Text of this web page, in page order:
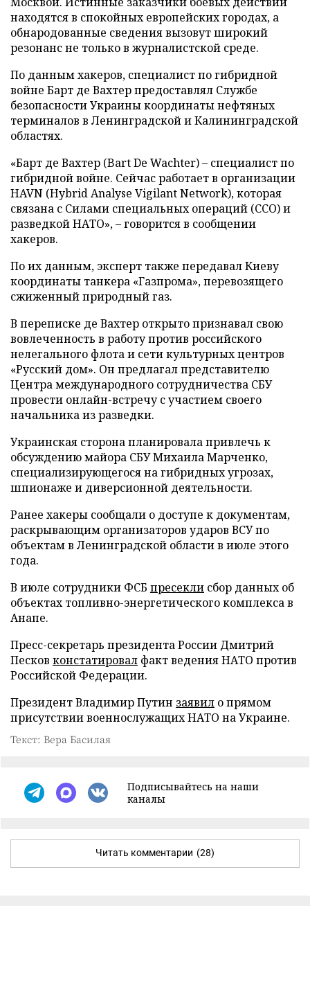
находятся в спокойных европейских городах, а
обнародованные сведения вызовут широкий
резонанс не только в журналистской среде.
По данным хакеров, специалист по гибридной
войне Барт де Вахтер предоставлял Службе
безопасности Украины координаты нефтяных
терминалов в Ленинградской и Калининградской
областях.
«Барт де Вахтер (Bart De Wachter) – специалист по
гибридной войне. Сейчас работает в организации
HAVN (Hybrid Analyse Vigilant Network), которая
связана с Силами специальных операций (ССО) и
разведкой НАТО», – говорится в сообщении
хакеров.
По их данным, эксперт также передавал Киеву
координаты танкера «Газпрома», перевозящего
сжиженный природный газ.
В переписке де Вахтер открыто признавал свою
вовлеченность в работу против российского
нелегального флота и сети культурных центров
«Русский дом». Он предлагал представителю
Центра международного сотрудничества СБУ
провести онлайн-встречу с участием своего
начальника из разведки.
Украинская сторона планировала привлечь к
обсуждению майора СБУ Михаила Марченко,
специализирующегося на гибридных угрозах,
шпионаже и диверсионной деятельности.
Ранее хакеры сообщали о доступе к документам,
раскрывающим организаторов ударов ВСУ по
объектам в Ленинградской области в июле этого
года.
В июле сотрудники ФСБ пресекли сбор данных об
объектах топливно-энергетического комплекса в
Анапе.
Пресс-секретарь президента России Дмитрий
Песков констатировал факт ведения НАТО против
Российской Федерации.
Президент Владимир Путин заявил о прямом
присутствии военнослужащих НАТО на Украине.
Текст: Вера Басилая
Подписывайтесь на наши
каналы
Читать комментарии (28)